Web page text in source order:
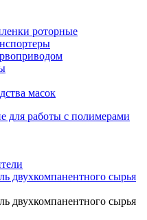
роторные
масок
двухкомпанентного сырья
двухкомпанентного сырья